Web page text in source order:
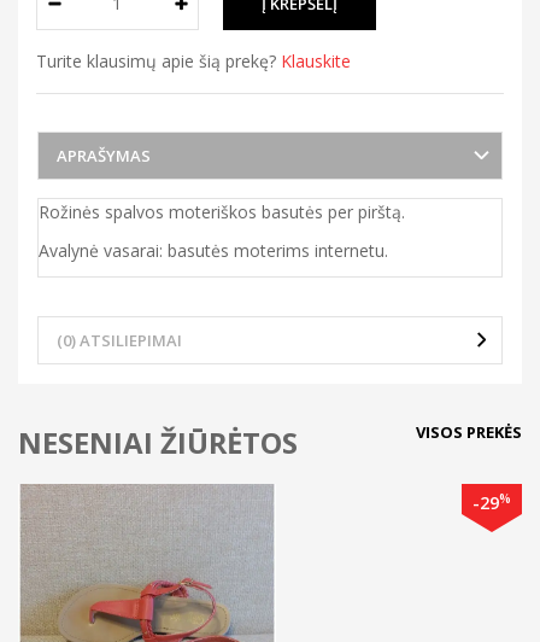
Turite klausimų apie šią prekę? Klauskite
APRAŠYMAS
Rožinės spalvos moteriškos basutės per pirštą.
Avalynė vasarai: basutės moterims internetu.
(0) ATSILIEPIMAI
NESENIAI ŽIŪRĖTOS VISOS PREKĖS
-29%